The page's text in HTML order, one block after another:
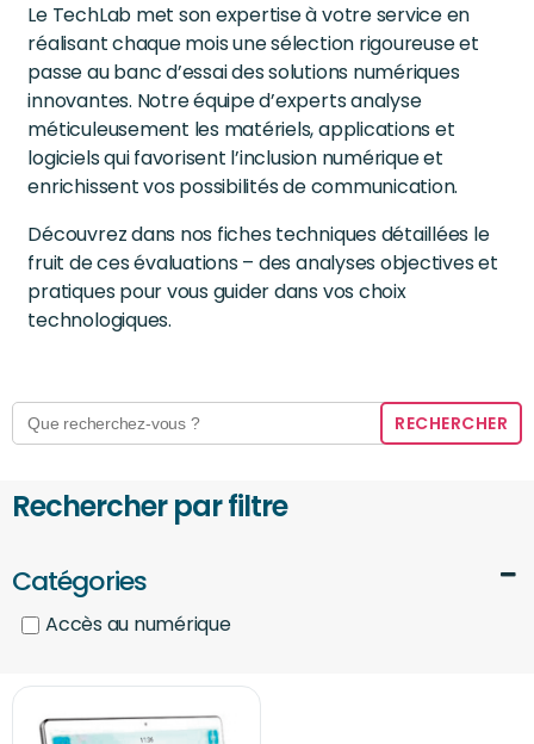
Le TechLab met son expertise à votre service en
réalisant chaque mois une sélection rigoureuse et
passe au banc d’essai des solutions numériques
innovantes. Notre équipe d’experts analyse
méticuleusement les matériels, applications et
logiciels qui favorisent l’inclusion numérique et
enrichissent vos possibilités de communication.
Découvrez dans nos fiches techniques détaillées le
fruit de ces évaluations – des analyses objectives et
pratiques pour vous guider dans vos choix
technologiques.
Search
for:
Rechercher par filtre
Catégories
Accès au numérique